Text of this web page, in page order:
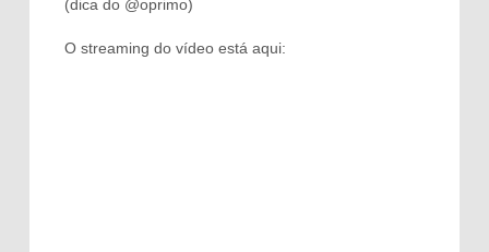
(dica do @oprimo)
O streaming do vídeo está aqui: